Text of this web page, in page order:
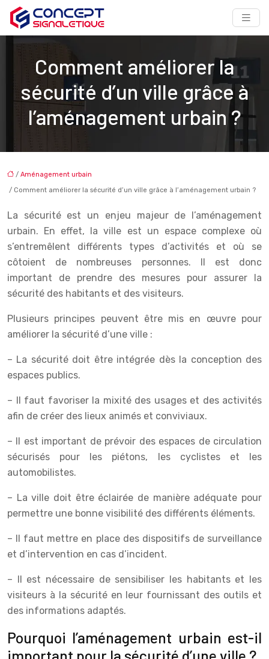
Comment améliorer la
sécurité d’un ville grâce à
l’aménagement urbain ?
/ Aménagement urbain
/ Comment améliorer la sécurité d’un ville grâce à l’aménagement urbain ?
La sécurité est un enjeu majeur de l’aménagement
urbain. En effet, la ville est un espace complexe où
s’entremêlent différents types d’activités et où se
côtoient de nombreuses personnes. Il est donc
important de prendre des mesures pour assurer la
sécurité des habitants et des visiteurs.
Plusieurs principes peuvent être mis en œuvre pour
améliorer la sécurité d’une ville :
– La sécurité doit être intégrée dès la conception des
espaces publics.
– Il faut favoriser la mixité des usages et des activités
afin de créer des lieux animés et conviviaux.
– Il est important de prévoir des espaces de circulation
sécurisés pour les piétons, les cyclistes et les
automobilistes.
– La ville doit être éclairée de manière adéquate pour
permettre une bonne visibilité des différents éléments.
– Il faut mettre en place des dispositifs de surveillance
et d’intervention en cas d’incident.
– Il est nécessaire de sensibiliser les habitants et les
visiteurs à la sécurité en leur fournissant des outils et
des informations adaptés.
Pourquoi l’aménagement urbain est-il
important pour la sécurité d’une ville ?